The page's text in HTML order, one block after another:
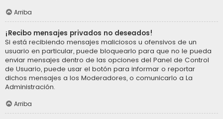
Arriba
¡Recibo mensajes privados no deseados!
Si está recibiendo mensajes maliciosos u ofensivos de un
usuario en particular, puede bloquearlo para que no le pueda
enviar mensajes dentro de las opciones del Panel de Control
de Usuario, puede usar el botón para informar o reportar
dichos mensajes a los Moderadores, o comunicarlo a La
Administración.
Arriba